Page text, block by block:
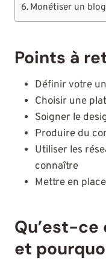
Monétiser un
Points à
Définir votre
Choisir une
Soigner le
Produire du
Utiliser les
connaître
Mettre en
Qu’est-ce
et